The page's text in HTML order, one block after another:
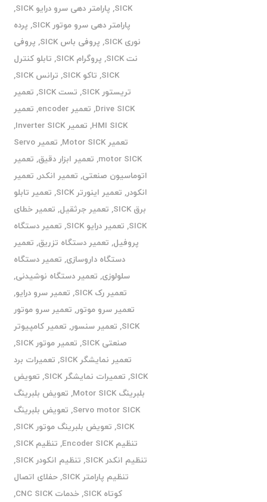
SICK
, پارامتر دهی سرو درایو SICK
,
پارامتر دهی سرو موتور SICK
, پرده
نوری SICK
, پروفی باس SICK , پروفی
نت SICK
, پروگرام SICK , تابلو کنترل
SICK
, تاکو SICK , ترانس SICK
,
تریستور SICK
, تست SICK , تعمیر
Drive SICK
, تعمیر encoder , تعمیر
HMI SICK
, تعمیر Inverter SICK
,
تعمیر Motor SICK
,
تعمیر Servo
motor SICK
, تعمیر ابزار دقیق, تعمیر
اتوماسیون صنعتی, تعمیر انکدر, تعمیر
انکودر, تعمیر اینورتر SICK , تعمیر تابلو
برق SICK
, تعمیر جرثقیل, تعمیر خطای
SICK
, تعمیر درایو SICK , تعمیر دستگاه
پروفیل, تعمیر دستگاه تزریق, تعمیر
دستگاه داروسازی, تعمیر دستگاه
سلولوزی, تعمیر دستگاه نوشیدنی,
تعمیر رک SICK
, تعمیر سرو درایو,
تعمیر سرو موتور, تعمیر سرو موتور
SICK
, تعمیر سنسور, تعمیر کامپیوتر
صنعتی SICK
, تعمیر موتور SICK
,
تعمیر نمایشگر SICK
, تعمیرات برد
SICK
, تعمیرات نمایشگر SICK , تعویض
بلبرینگ Motor SICK
, تعویض بلبرینگ
Servo motor SICK
, تعویض بلبرینگ
SICK
, تعویض بلبرینگ موتور SICK
,
تنظیم Encoder SICK
, تنظیم SICK
,
تنظیم انکدر SICK
, تنظیم انکودر SICK
,
تنظیم پارامتر SICK
,حفلای اتصال
کوتاه SICK
,خدمات CNC SICK
,